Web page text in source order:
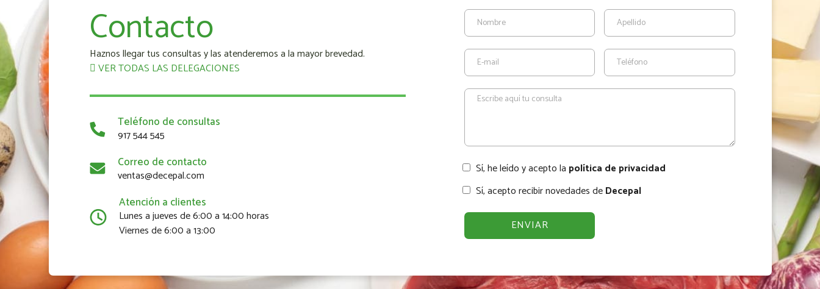
Contacto
Haznos llegar tus consultas y las atenderemos a la mayor brevedad.
VER TODAS LAS DELEGACIONES
Teléfono de consultas
917 544 545
Correo de contacto
ventas@decepal.com
Atención a clientes
Lunes a jueves de 6:00 a 14:00 horas
Viernes de 6:00 a 13:00
Sí, he leído y acepto la política de privacidad
Sí, acepto recibir novedades deDecepal